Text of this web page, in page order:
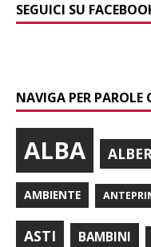
SEGUICI SU
NAVIGA PER PAROLE
ALBA
AMBIENTE
ASTI BAMBINI